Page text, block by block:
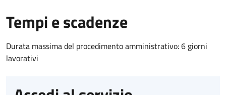
Tempi e scadenze
Durata massima del procedimento amministrativo: 6 giorni
lavorativi